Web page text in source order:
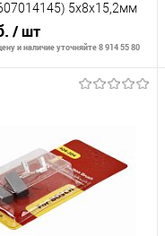
5х8х15,2мм
404-319
/ шт
и наличие уточняйте 8 914 55 80